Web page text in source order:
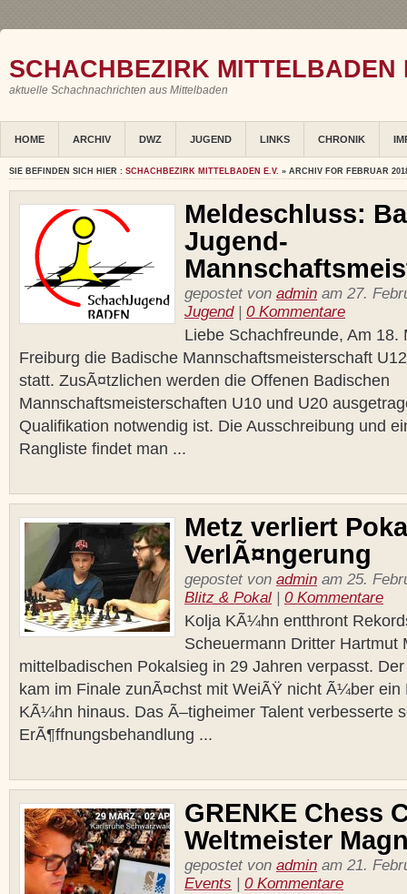
SCHACHBEZIRK MITTELBADEN
aktuelle Schachnachrichten aus Mittelbaden
HOME ARCHIV DWZ JUGEND LINKS CHRONIK
SIE BEFINDEN SICH HIER : SCHACHBEZIRK MITTELBADEN E.V. » ARCHIV FOR FEBRUAR
Meldeschluss:
Jugend-
gepostet von admin am 27.
Jugend| 0 Kommentare
Liebe Schachfreunde, Am 18.
Freiburg die Badische Mannschaftsmeisterschaft
statt. ZusÃ¤tzlichen werden die Offenen Badischen
Mannschaftsmeisterschaften U10 und U20
Qualifikation notwendig ist. Die Ausschreibung und
Rangliste findet man ...
Metz verliert
VerlÃ¤ngerung
gepostet von admin am 25.
Blitz & Pokal
0 Kommentare
Kolja KÃ¼hn entthront
Scheuermann Dritter Hartmut
mittelbadischen Pokalsieg in 29 Jahren verpasst.
kam im Finale zunÃ¤chst mit WeiÃŸ nicht Ã¼ber ein
KÃ¼hn hinaus. Das Ã–tigheimer Talent verbesserte
ErÃ¶ffnungsbehandlung ...
GRENKE Chess
Weltmeister
gepostet von admin am 21.
Events
0 Kommentare